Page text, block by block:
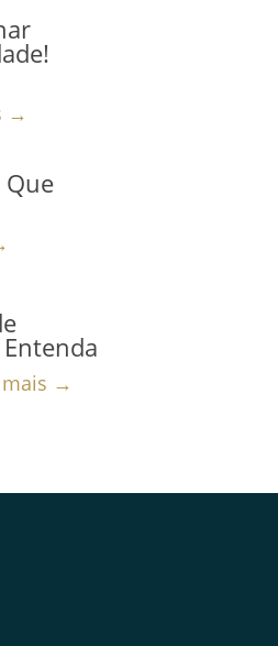
→
Que
mais →